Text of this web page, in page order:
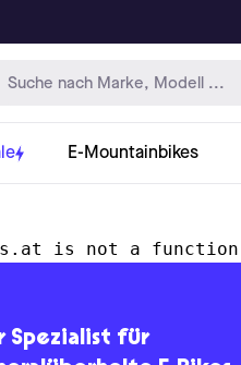
E-Mountainbikes
is not a function
Spezialist für